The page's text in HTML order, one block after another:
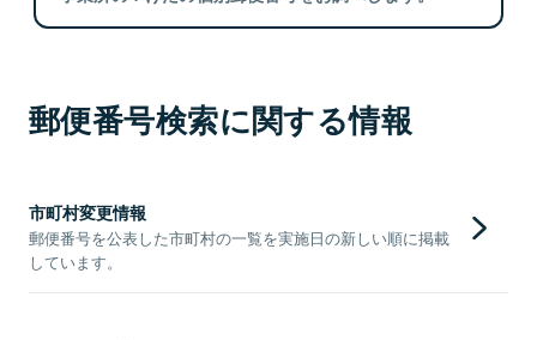
郵便番号検索に関する情報
市町村変更情報
郵便番号を公表した市町村の一覧を実施日の新しい順に掲載
しています。